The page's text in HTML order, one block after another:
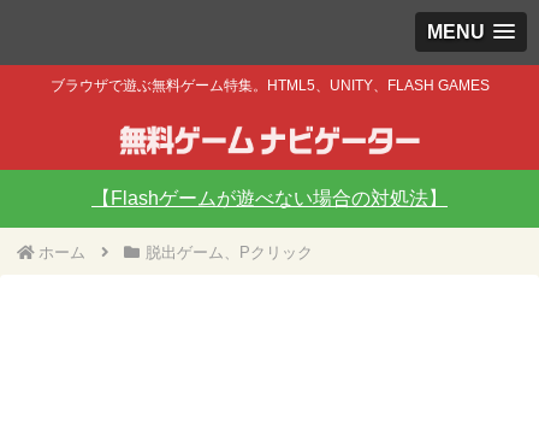
MENU
ブラウザで遊ぶ無料ゲーム特集。HTML5、UNITY、FLASH GAMES
【Flashゲームが遊べない場合の対処法】
ホーム 脱出ゲーム、Pクリック